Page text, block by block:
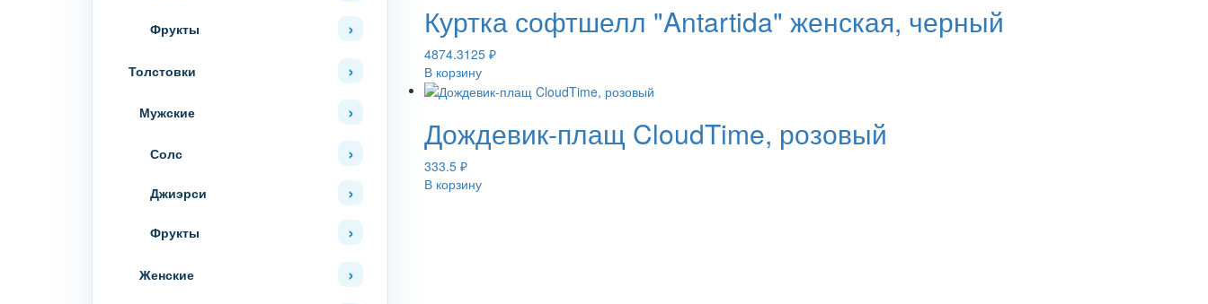
Фрукты
Толстовки
Мужские
Солс
Джиэрси
Фрукты
Женские
Куртка софтшелл "Antartida" женская, черный
4874.3125 ₽
В корзину
Дождевик-плащ CloudTime, розовый
333.5 ₽
В корзину